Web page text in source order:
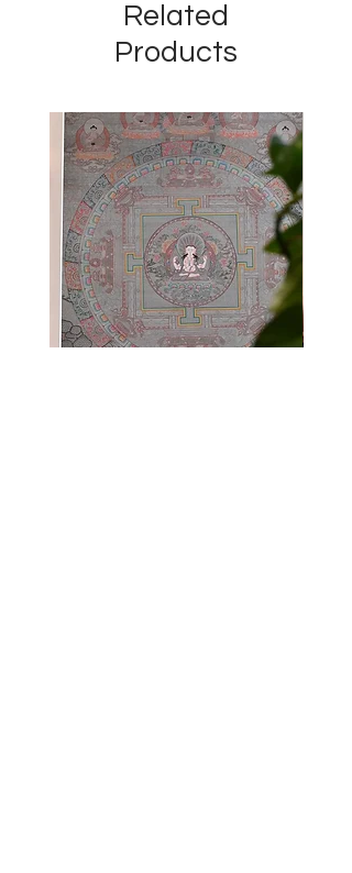
-材料Material：棉畫布，礦物顏料
cotton canvas, mineral pigment
-尼泊爾全人手繪製 hand-painted in
home/ office decor, or for meditation
-已經喇嘛加持 blessed by Lama
-全球運送 world wide shipping（🇭🇰
🇲🇴🇹🇼免運費 free shipping）
Related
Products